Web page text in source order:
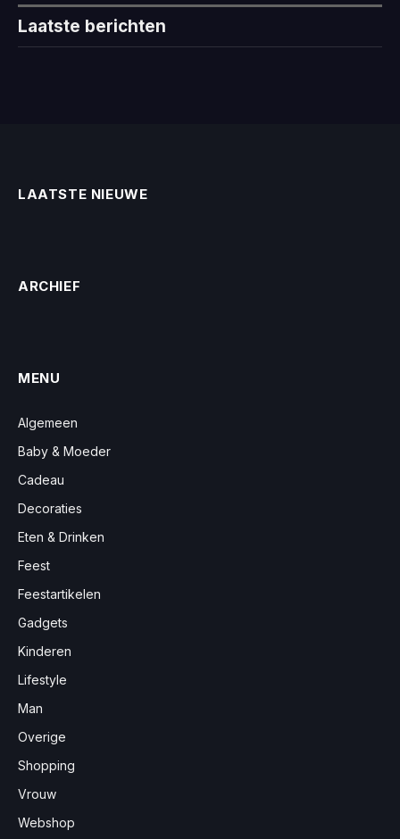
Laatste berichten
LAATSTE NIEUWE
ARCHIEF
MENU
Algemeen
Baby & Moeder
Cadeau
Decoraties
Eten & Drinken
Feest
Feestartikelen
Gadgets
Kinderen
Lifestyle
Man
Overige
Shopping
Vrouw
Webshop